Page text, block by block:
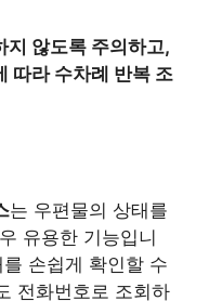
지 않도록 주의하고,
따라 수차례 반복 조
는 우편물의 상태를
유용한 기능입니
손쉽게 확인할 수
전화번호로 조회하